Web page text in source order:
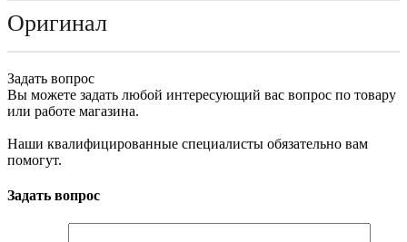
Оригинал
Задать вопрос
Вы можете задать любой интересующий вас вопрос по товару
или работе магазина.
Наши квалифицированные специалисты обязательно вам
помогут.
Задать вопрос